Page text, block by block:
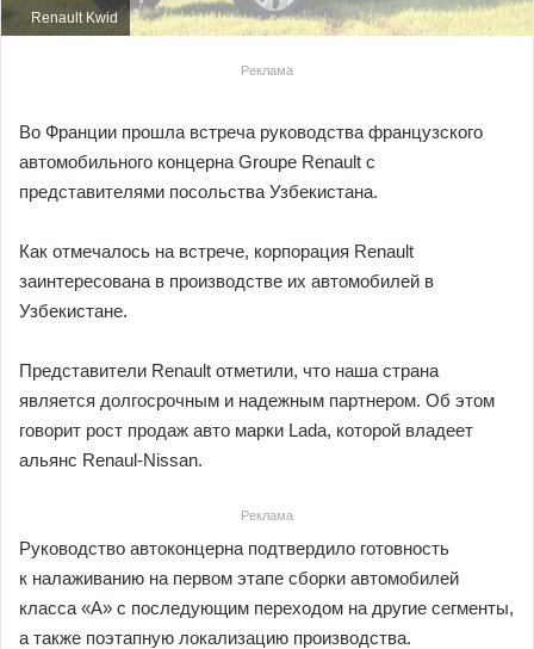
Renault Kwid
Реклама
Во Франции прошла встреча руководства французского
автомобильного концерна Groupe Renault с
представителями посольства Узбекистана.
Как отмечалось на встрече, корпорация Renault
заинтересована в производстве их автомобилей в
Узбекистане.
Представители Renault отметили, что наша страна
является долгосрочным и надежным партнером. Об этом
говорит рост продаж авто марки Lada, которой владеет
альянс Renaul-Nissan.
Реклама
Руководство автоконцерна подтвердило готовность
к налаживанию на первом этапе сборки автомобилей
класса «А» с последующим переходом на другие сегменты,
а также поэтапную локализацию производства.